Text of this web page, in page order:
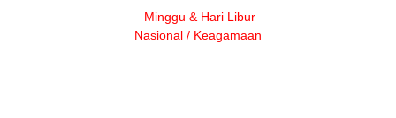
Minggu & Hari Libur
Nasional / Keagamaan